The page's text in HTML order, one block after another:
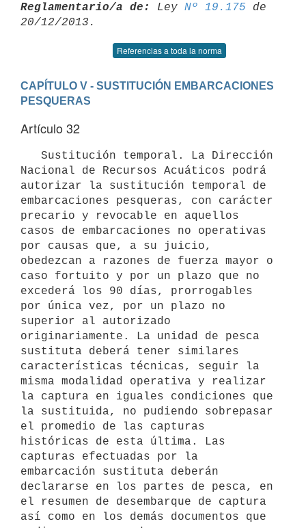
Reglamentario/a de: Ley Nº 19.175 de
Referencias a toda la norma
CAPÍTULO V - SUSTITUCIÓN EMBARCACIONES
PESQUERAS
Artículo 32
Nacional de Recursos Acuáticos podrá
autorizar la sustitución temporal de
embarcaciones pesqueras, con carácter
precario y revocable en aquellos
casos de embarcaciones no operativas
por causas que, a su juicio,
obedezcan a razones de fuerza mayor o
caso fortuito y por un plazo que no
excederá los 90 días, prorrogables
por única vez, por un plazo no
superior al autorizado
originariamente. La unidad de pesca
sustituta deberá tener similares
características técnicas, seguir la
misma modalidad operativa y realizar
la captura en iguales condiciones que
la sustituida, no pudiendo sobrepasar
el promedio de las capturas
históricas de esta última. Las
capturas efectuadas por la
embarcación sustituta deberán
declararse en los partes de pesca, en
el resumen de desembarque de captura
así como en los demás documentos que